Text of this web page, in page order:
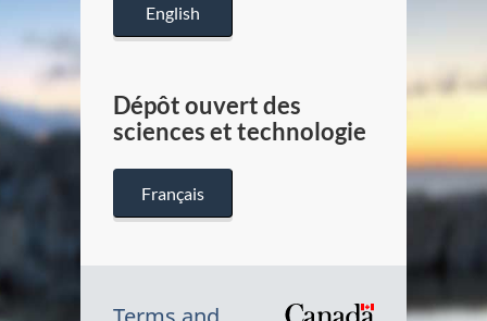
English
Dépôt ouvert des
sciences et technologie
Français